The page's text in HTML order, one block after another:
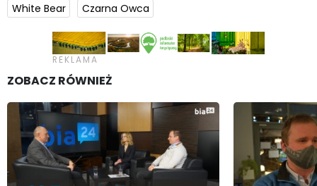
White Bear
Czarna Owca
ZOBACZ RÓWNIEŻ